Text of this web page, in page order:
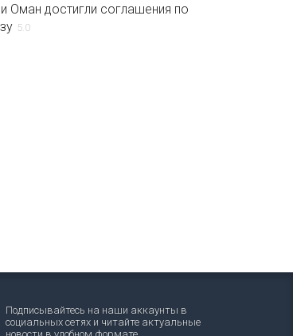
Оман достигли соглашения по
5.0
Подписывайтесь на наши аккаунты в
социальных сетях и читайте актуальные